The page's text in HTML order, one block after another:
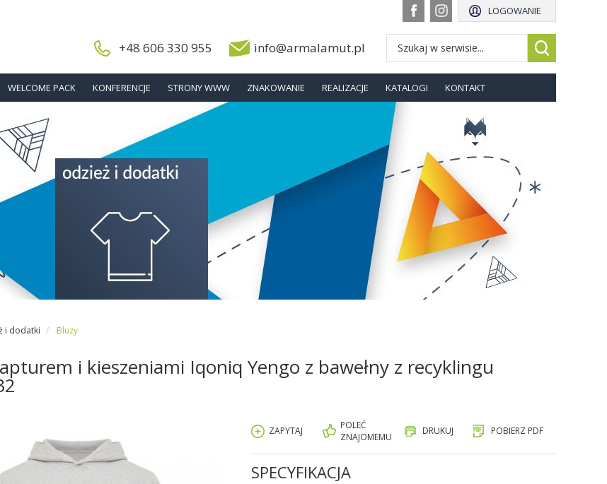
+48 606 330 955 info@armalamut.pl
LOGOWANIE
WELCOME PACK KONFERENCJE STRONY WWW ZNAKOWANIE REALIZACJE KATALOGI KONTAKT
i dodatki Bluzy
i kieszeniami Iqoniq Yengo z bawełny z recyklingu
ZAPYTAJ
POLEĆ
ZNAJOMEMU
DRUKUJ POBIERZ PDF
SPECYFIKACJA